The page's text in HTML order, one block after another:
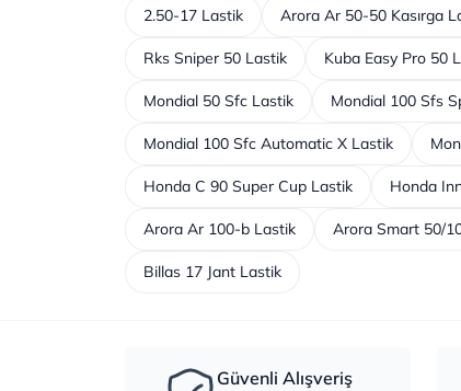
2.50-17 Lastik Arora Ar 50-50 Kasırga
Rks Sniper 50 Lastik Kuba Easy Pro 50
Mondial 50 Sfc Lastik Mondial 100 Sfs
Mondial 100 Sfc Automatic X Lastik
Honda C 90 Super Cup Lastik Honda
Arora Ar 100-b Lastik Arora Smart 50/
Billas 17 Jant Lastik
Güvenli Alışveriş